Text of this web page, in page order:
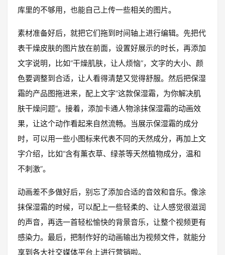
库里的不够用，也能自己上传一些相关的图片。
素材准备好后，就把它们拖到时间轴上进行编辑。先把代
表干燥皮肤的图片放在前面，设置好展示的时长，再添加
文字说明，比如“干燥肌肤，让人烦恼”，文字的大小、颜
色要调整到合适，让人看得清楚又觉得舒服。然后把保湿
霜的产品图拖进来，配上文字“这款保湿霜，为你解决肌
肤干燥问题”。接着，添加卡通人物涂抹保湿霜的动画效
果，让这个动作看起来自然流畅。当展示保湿霜的成分
时，可以用一些小图标来代表不同的天然成分，再加上文
字介绍，比如“含有薰衣草、绿茶等天然植物成分，温和
不刺激”。
动画差不多做好后，别忘了添加合适的音效和音乐。像涂
抹保湿霜的时候，可以配上一些轻柔的、让人感觉很滋润
的声音，再选一首轻松愉快的背景音乐，让整个视频更有
感染力。最后，把制作好的动画输出为视频文件，就能分
享到各大社交媒体平台上进行营销啦。